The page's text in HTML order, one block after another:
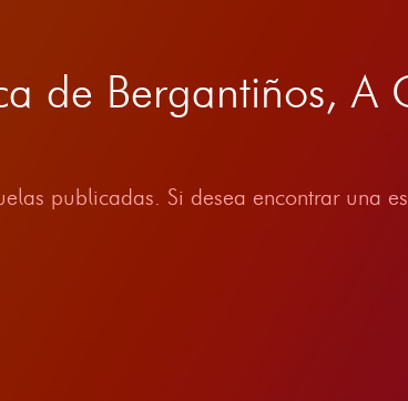
de Bergantiños, A
publicadas. Si desea encontrar una